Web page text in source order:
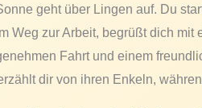
geht über Lingen auf. Du
Weg zur Arbeit, begrüßt dich
Fahrt und einem
dir von ihren Enkeln,